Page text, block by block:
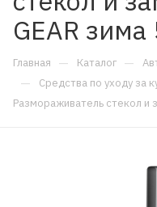
GEAR
Главная — Каталог —
— Средства по уходу за
Размораживатель стекол и